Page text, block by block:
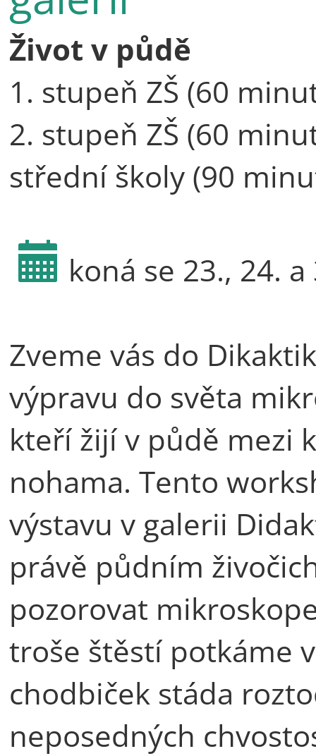
Život v půdě
1. stupeň ZŠ (60
2. stupeň ZŠ (60
střední školy (90
koná se 23., 24. a
Zveme vás do
výpravu do světa
kteří žijí v půdě mezi
nohama. Tento
výstavu v galerii
právě půdním
pozorovat
troše štěstí potkáme
chodbiček stáda
neposedných